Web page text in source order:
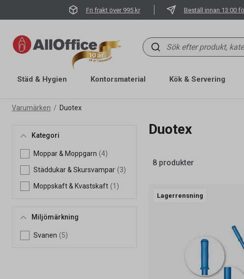
Fri frakt över 995 kr Beställ innan 13:00
Städ & Hygien Kontorsmaterial Kök & Servering
Varumärken Duotex
Kategori
Moppar & Moppgarn (4)
Städdukar & Skursvampar (3)
Moppskaft & Kvastskaft (1)
Miljömärkning
Svanen (5)
Duotex
8 produkter
Lagerrensning